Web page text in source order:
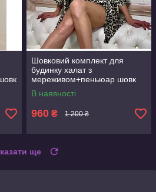
Шовковий комплект для
будинку халат з
мереживом+пеньюар шовк
В наявності
960 ₴ 1 200 ₴
ще